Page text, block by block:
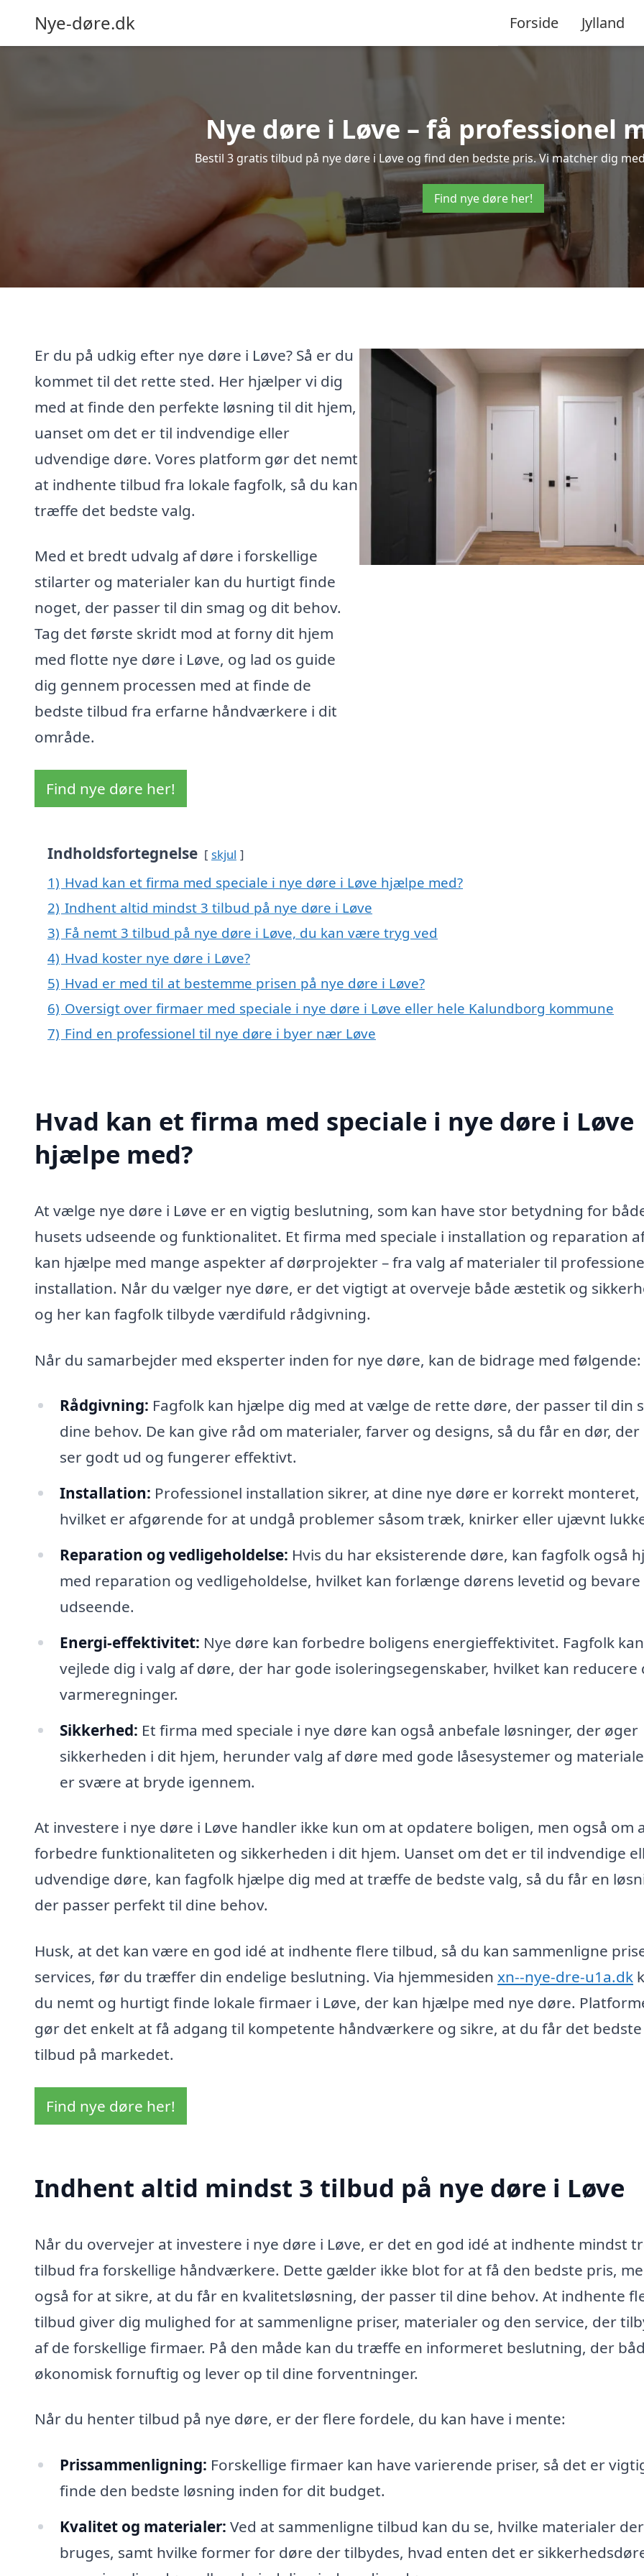
Nye-døre.dk Forside Jylland
Nye døre i Løve – få professionel
Bestil 3 gratis tilbud på nye døre i Løve og find den bedste pris. Vi matcher dig
Find nye døre her!
Er du på udkig efter nye døre i Løve? Så er du
kommet til det rette sted. Her hjælper vi dig
med at finde den perfekte løsning til dit hjem,
uanset om det er til indvendige eller
udvendige døre. Vores platform gør det nemt
at indhente tilbud fra lokale fagfolk, så du kan
træffe det bedste valg.
Med et bredt udvalg af døre i forskellige
stilarter og materialer kan du hurtigt finde
noget, der passer til din smag og dit behov.
Tag det første skridt mod at forny dit hjem
med flotte nye døre i Løve, og lad os guide
dig gennem processen med at finde de
bedste tilbud fra erfarne håndværkere i dit
område.
Find nye døre her!
Indholdsfortegnelse skjul
1) Hvad kan et firma med speciale i nye døre i Løve hjælpe med?
2) Indhent altid mindst 3 tilbud på nye døre i Løve
3) Få nemt 3 tilbud på nye døre i Løve, du kan være tryg ved
4) Hvad koster nye døre i Løve?
5) Hvad er med til at bestemme prisen på nye døre i Løve?
6) Oversigt over firmaer med speciale i nye døre i Løve eller hele Kalundborg kommune
7) Find en professionel til nye døre i byer nær Løve
Hvad kan et firma med speciale i nye døre i Løve
hjælpe med?
At vælge nye døre i Løve er en vigtig beslutning, som kan have stor betydning for
husets udseende og funktionalitet. Et firma med speciale i installation og reparation
kan hjælpe med mange aspekter af dørprojekter – fra valg af materialer til
installation. Når du vælger nye døre, er det vigtigt at overveje både æstetik og
og her kan fagfolk tilbyde værdifuld rådgivning.
Når du samarbejder med eksperter inden for nye døre, kan de bidrage med følgende:
Rådgivning: Fagfolk kan hjælpe dig med at vælge de rette døre, der passer til din
dine behov. De kan give råd om materialer, farver og designs, så du får en dør, der
ser godt ud og fungerer effektivt.
Installation: Professionel installation sikrer, at dine nye døre er korrekt monteret,
hvilket er afgørende for at undgå problemer såsom træk, knirker eller ujævnt
Reparation og vedligeholdelse: Hvis du har eksisterende døre, kan fagfolk også
med reparation og vedligeholdelse, hvilket kan forlænge dørens levetid og bevare
udseende.
Energi-effektivitet: Nye døre kan forbedre boligens energieffektivitet. Fagfolk kan
vejlede dig i valg af døre, der har gode isoleringsegenskaber, hvilket kan reducere
varmeregninger.
Sikkerhed: Et firma med speciale i nye døre kan også anbefale løsninger, der øger
sikkerheden i dit hjem, herunder valg af døre med gode låsesystemer og
er svære at bryde igennem.
At investere i nye døre i Løve handler ikke kun om at opdatere boligen, men også om
forbedre funktionaliteten og sikkerheden i dit hjem. Uanset om det er til indvendige
udvendige døre, kan fagfolk hjælpe dig med at træffe de bedste valg, så du får en
der passer perfekt til dine behov.
Husk, at det kan være en god idé at indhente flere tilbud, så du kan sammenligne
services, før du træffer din endelige beslutning. Via hjemmesiden xn--nye-dre-u1a.dk
du nemt og hurtigt finde lokale firmaer i Løve, der kan hjælpe med nye døre.
gør det enkelt at få adgang til kompetente håndværkere og sikre, at du får det bedste
tilbud på markedet.
Find nye døre her!
Indhent altid mindst 3 tilbud på nye døre i Løve
Når du overvejer at investere i nye døre i Løve, er det en god idé at indhente mindst
tilbud fra forskellige håndværkere. Dette gælder ikke blot for at få den bedste pris,
også for at sikre, at du får en kvalitetsløsning, der passer til dine behov. At indhente
tilbud giver dig mulighed for at sammenligne priser, materialer og den service, der
af de forskellige firmaer. På den måde kan du træffe en informeret beslutning, der
økonomisk fornuftig og lever op til dine forventninger.
Når du henter tilbud på nye døre, er der flere fordele, du kan have i mente:
Prissammenligning: Forskellige firmaer kan have varierende priser, så det er
finde den bedste løsning inden for dit budget.
Kvalitet og materialer: Ved at sammenligne tilbud kan du se, hvilke materialer der
bruges, samt hvilke former for døre der tilbydes, hvad enten det er